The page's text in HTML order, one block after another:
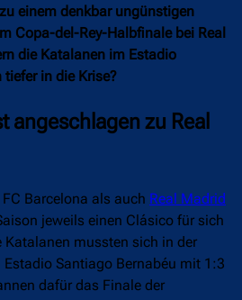
einem denkbar ungünstigen
Copa-del-Rey-Halbfinale bei Real
die Katalanen im Estadio
in die Krise?
angeschlagen zu Real
Barcelona als auch Real Madrid
jeweils einen Clásico für sich
Katalanen mussten sich in der
Santiago Bernabéu mit 1:3
dafür das Finale der